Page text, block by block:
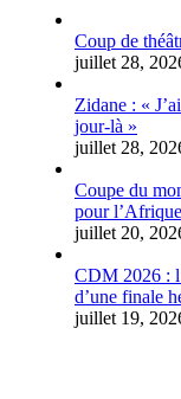
Coup de
juillet 28,
Zidane : «
jour-là »
juillet 28,
Coupe du
pour l’Afrique
juillet 20,
CDM 2026 :
d’une finale
juillet 19,